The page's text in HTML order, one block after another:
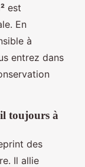
est
En
à
entrez dans
toujours à
des
Il allie